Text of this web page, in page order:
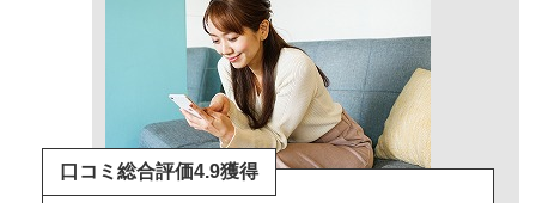
口コミ総合評価4.9獲得